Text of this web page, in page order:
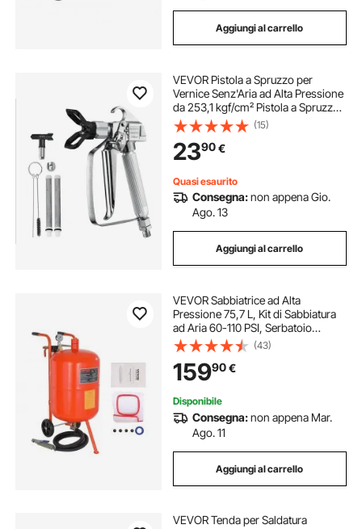
Aggiungi al carrello
VEVOR Pistola a Spruzzo per
Vernice Senz'Aria ad Alta Pressione
da 253,1 kgf/cm² Pistola a Spruzzo
per Vernice Senz'Aria con Ugello
517, Kit Pistola a Spruzzo Senz'Aria
con Giunto Girevole con Filtri
(15)
2390€
Quasi esaurito
Consegna:non appena Gio.
Ago. 13
Aggiungi al carrello
VEVOR Sabbiatrice ad Alta
Pressione 75,7 L, Kit di Sabbiatura
ad Aria 60-110 PSI, Serbatoio
Abrasiva Portatile con 4 Ugelli in
Ceramica Separatore Olio-Acqua
per Rimuovere Vernice, Macchie,
Ruggine
(43)
15990€
Disponibile
Consegna:non appena Mar.
Ago. 11
Aggiungi al carrello
VEVOR Tenda per Saldatura